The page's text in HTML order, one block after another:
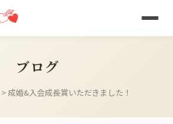
ブログ
> 成婚&入会成長賞いただきました！